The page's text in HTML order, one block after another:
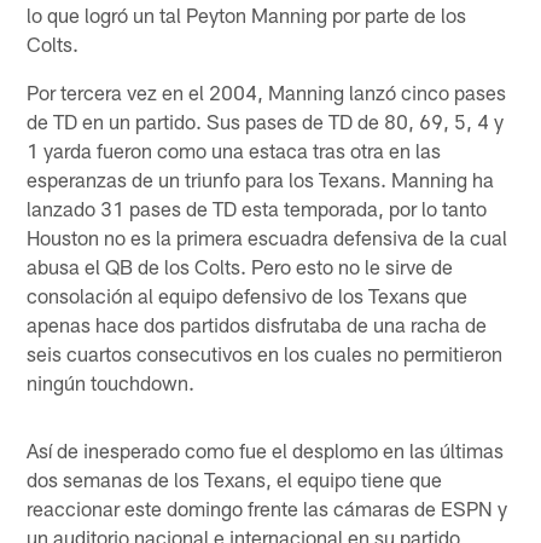
lo que logró un tal Peyton Manning por parte de los
Colts.
Por tercera vez en el 2004, Manning lanzó cinco pases
de TD en un partido. Sus pases de TD de 80, 69, 5, 4 y
1 yarda fueron como una estaca tras otra en las
esperanzas de un triunfo para los Texans. Manning ha
lanzado 31 pases de TD esta temporada, por lo tanto
Houston no es la primera escuadra defensiva de la cual
abusa el QB de los Colts. Pero esto no le sirve de
consolación al equipo defensivo de los Texans que
apenas hace dos partidos disfrutaba de una racha de
seis cuartos consecutivos en los cuales no permitieron
ningún touchdown.
Así de inesperado como fue el desplomo en las últimas
dos semanas de los Texans, el equipo tiene que
reaccionar este domingo frente las cámaras de ESPN y
un auditorio nacional e internacional en su partido